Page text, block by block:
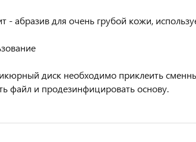
- абразив для очень грубой кожи,
диск необходимо приклеить
файл и продезинфицировать основу.